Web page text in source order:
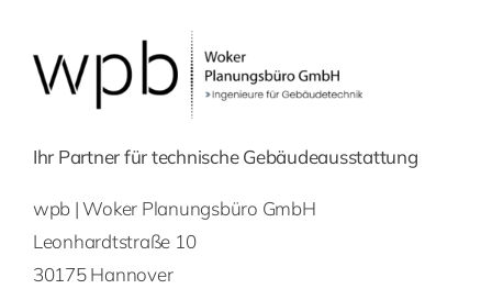
Ihr Partner für technische Gebäudeausstattung
wpb | Woker Planungsbüro GmbH
Leonhardtstraße 10
30175 Hannover